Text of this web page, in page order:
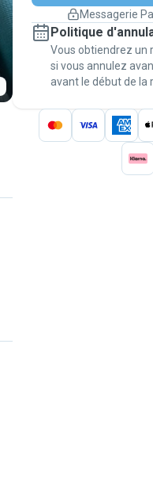
nos
Gardez tout sur
message au
Garantie
Messagerie
Politique
Vous obtiendrez
si vous annulez
avant le début de la